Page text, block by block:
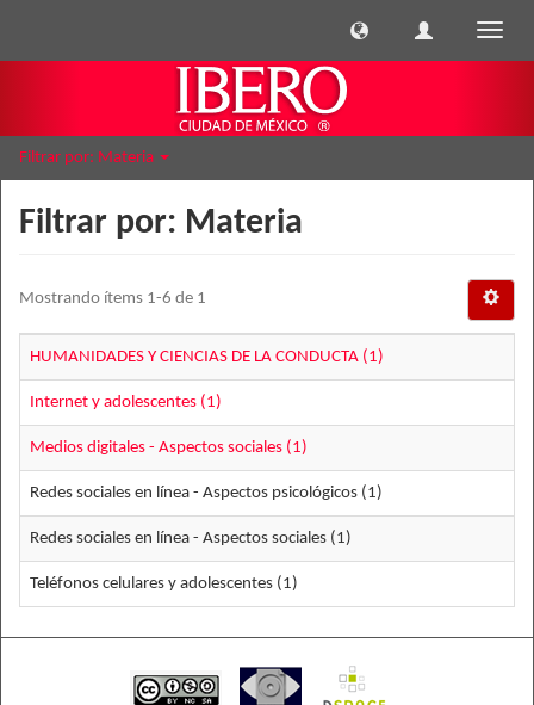
Filtrar por: Materia
Filtrar por: Materia
Mostrando ítems 1-6 de 1
HUMANIDADES Y CIENCIAS DE LA CONDUCTA (1)
Internet y adolescentes (1)
Medios digitales - Aspectos sociales (1)
Redes sociales en línea - Aspectos psicológicos (1)
Redes sociales en línea - Aspectos sociales (1)
Teléfonos celulares y adolescentes (1)